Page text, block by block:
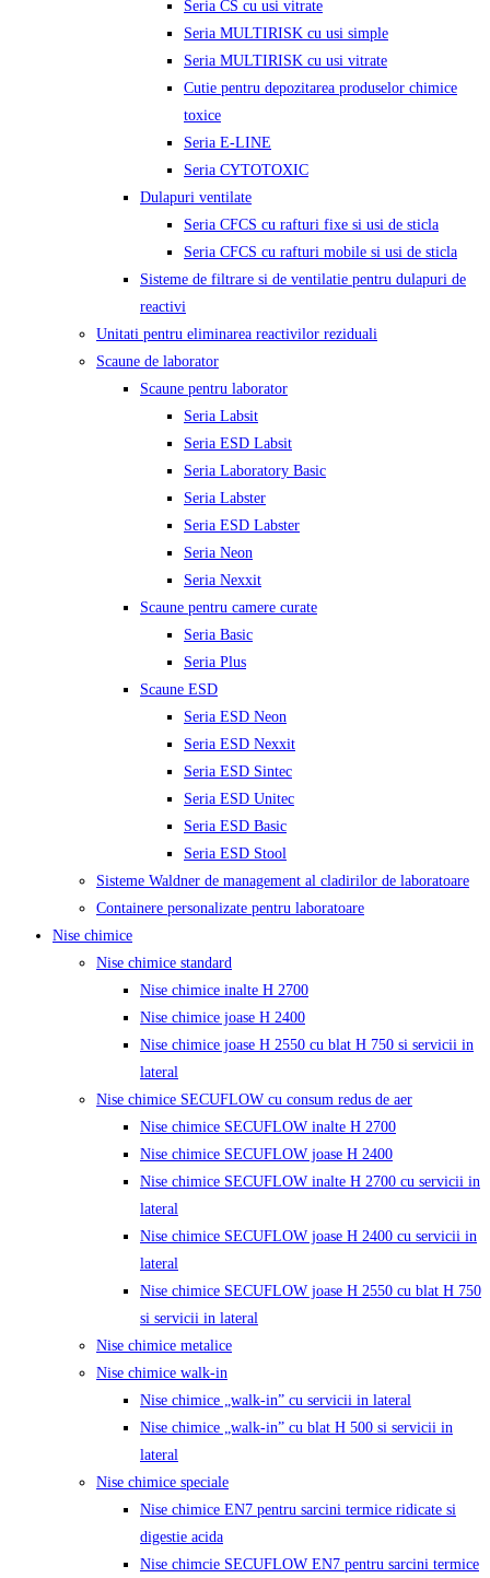
Seria CS cu usi vitrate
Seria MULTIRISK cu usi simple
Seria MULTIRISK cu usi vitrate
Cutie pentru depozitarea produselor chimice
toxice
Seria E-LINE
Seria CYTOTOXIC
Dulapuri ventilate
Seria CFCS cu rafturi fixe si usi de sticla
Seria CFCS cu rafturi mobile si usi de sticla
Sisteme de filtrare si de ventilatie pentru dulapuri de
reactivi
Unitati pentru eliminarea reactivilor reziduali
Scaune de laborator
Scaune pentru laborator
Seria Labsit
Seria ESD Labsit
Seria Laboratory Basic
Seria Labster
Seria ESD Labster
Seria Neon
Seria Nexxit
Scaune pentru camere curate
Seria Basic
Seria Plus
Scaune ESD
Seria ESD Neon
Seria ESD Nexxit
Seria ESD Sintec
Seria ESD Unitec
Seria ESD Basic
Seria ESD Stool
Sisteme Waldner de management al cladirilor de laboratoare
Containere personalizate pentru laboratoare
Nise chimice
Nise chimice standard
Nise chimice inalte H 2700
Nise chimice joase H 2400
Nise chimice joase H 2550 cu blat H 750 si servicii in
lateral
Nise chimice SECUFLOW cu consum redus de aer
Nise chimice SECUFLOW inalte H 2700
Nise chimice SECUFLOW joase H 2400
Nise chimice SECUFLOW inalte H 2700 cu servicii in
lateral
Nise chimice SECUFLOW joase H 2400 cu servicii in
lateral
Nise chimice SECUFLOW joase H 2550 cu blat H 750
si servicii in lateral
Nise chimice metalice
Nise chimice walk-in
Nise chimice „walk-in” cu servicii in lateral
Nise chimice „walk-in” cu blat H 500 si servicii in
lateral
Nise chimice speciale
Nise chimice EN7 pentru sarcini termice ridicate si
digestie acida
Nise chimcie SECUFLOW EN7 pentru sarcini termice